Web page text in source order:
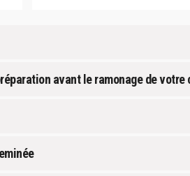
avant le ramonage de votre